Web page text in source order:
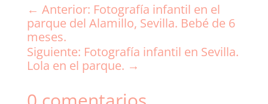
← Anterior: Fotografía infantil en el
parque del Alamillo, Sevilla. Bebé de 6
meses.
Siguiente: Fotografía infantil en Sevilla.
Lola en el parque. →